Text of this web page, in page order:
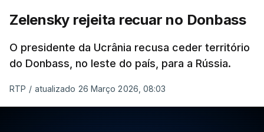
Zelensky rejeita recuar no Donbass
O presidente da Ucrânia recusa ceder território
do Donbass, no leste do país, para a Rússia.
RTP / atualizado 26 Março 2026, 08:03